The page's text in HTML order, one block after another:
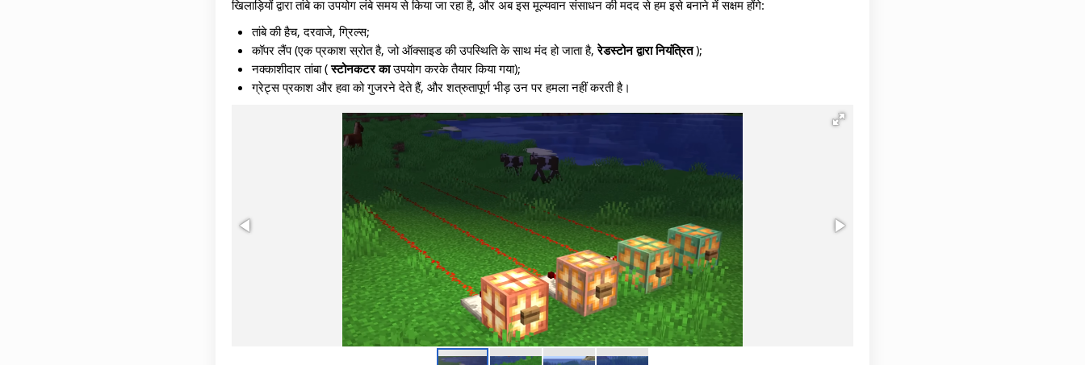
खिलाड़ियों द्वारा तांबे का उपयोग लंबे समय से किया जा रहा है, और अब इस मूल्यवान संसाधन की मदद से हम इसे बनाने में सक्षम होंगे:
तांबे की हैच, दरवाजे, ग्रिल्स;
कॉपर लैंप (एक प्रकाश स्रोत है, जो ऑक्साइड की उपस्थिति के साथ मंद हो जाता है,रेडस्टोन द्वारा नियंत्रित);
नक्काशीदार तांबा (स्टोनकटर काउपयोग करके तैयार किया गया);
ग्रेट्स प्रकाश और हवा को गुजरने देते हैं, और शत्रुतापूर्ण भीड़ उन पर हमला नहीं करती है।